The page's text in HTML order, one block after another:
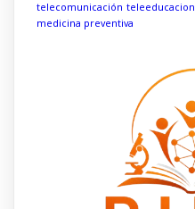
telecomunicación teleeducacion
medicina preventiva